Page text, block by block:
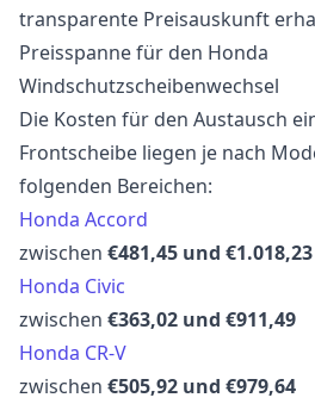
transparente Preisauskunft
Preisspanne für den Honda
Windschutzscheibenwechsel
Die Kosten für den Austausch
Frontscheibe liegen je nach
folgenden Bereichen:
Honda Accord
zwischen €481,45 und €1.018,23
Honda Civic
zwischen €363,02 und €911,49
Honda CR-V
zwischen €505,92 und €979,64